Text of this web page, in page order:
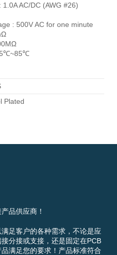
AC/DC (AWG #26)
: 500V AC for one minute
Plated
品供应商！
足客户的各种需求，不论是应
分接或支接，还是固定在PCB
满足您的要求！产品标准符合